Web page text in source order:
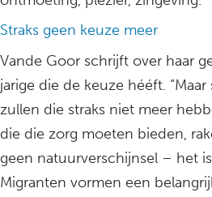
Straks geen keuze meer
Vande Goor schrijft over haar
jarige die de keuze hééft.
zullen die straks niet meer
die die zorg moeten bieden,
geen natuurverschijnsel – het
Migranten vormen een